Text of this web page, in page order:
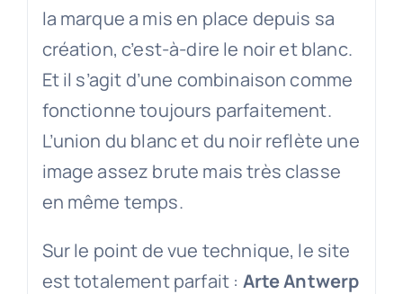
la marque a mis en place depuis sa
création, c’est-à-dire le noir et blanc.
Et il s’agit d’une combinaison comme
fonctionne toujours parfaitement.
L’union du blanc et du noir reflète une
image assez brute mais très classe
en même temps.
Sur le point de vue technique, le site
est totalement parfait : Arte Antwerp